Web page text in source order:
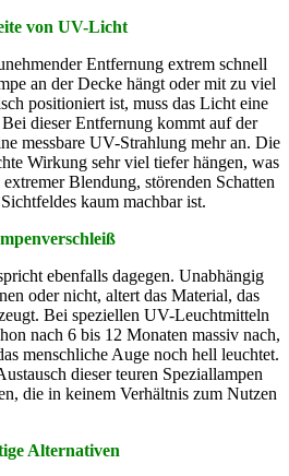
von UV-Licht
Entfernung extrem schnell
an der Decke hängt oder mit zu viel
positioniert ist, muss das Licht eine
dieser Entfernung kommt auf der
messbare UV-Strahlung mehr an. Die
Wirkung sehr viel tiefer hängen, was
Blendung, störenden Schatten
kaum machbar ist.
ebenfalls dagegen. Unabhängig
oder nicht, altert das Material, das
Bei speziellen UV-Leuchtmitteln
nach 6 bis 12 Monaten massiv nach,
menschliche Auge noch hell leuchtet.
dieser teuren Speziallampen
die in keinem Verhältnis zum Nutzen
Alternativen